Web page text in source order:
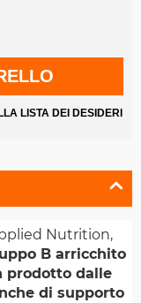
LISTA DEI DESIDERI
Nutrition,
B arricchito
prodotto dalle
di supporto